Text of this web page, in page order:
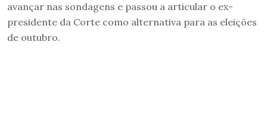
avançar nas sondagens e passou a articular o ex-
presidente da Corte como alternativa para as eleições
de outubro.